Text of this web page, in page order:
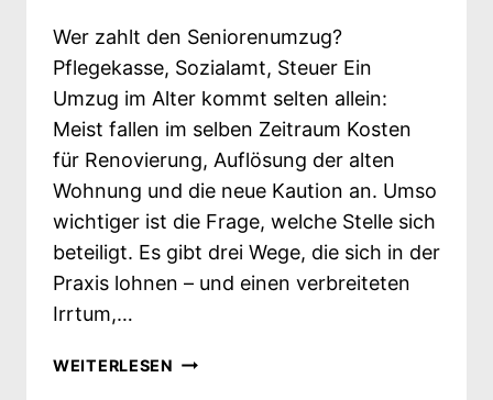
Wer zahlt den Seniorenumzug?
Pflegekasse, Sozialamt, Steuer Ein
Umzug im Alter kommt selten allein:
Meist fallen im selben Zeitraum Kosten
für Renovierung, Auflösung der alten
Wohnung und die neue Kaution an. Umso
wichtiger ist die Frage, welche Stelle sich
beteiligt. Es gibt drei Wege, die sich in der
Praxis lohnen – und einen verbreiteten
Irrtum,…
WEITERLESEN WER